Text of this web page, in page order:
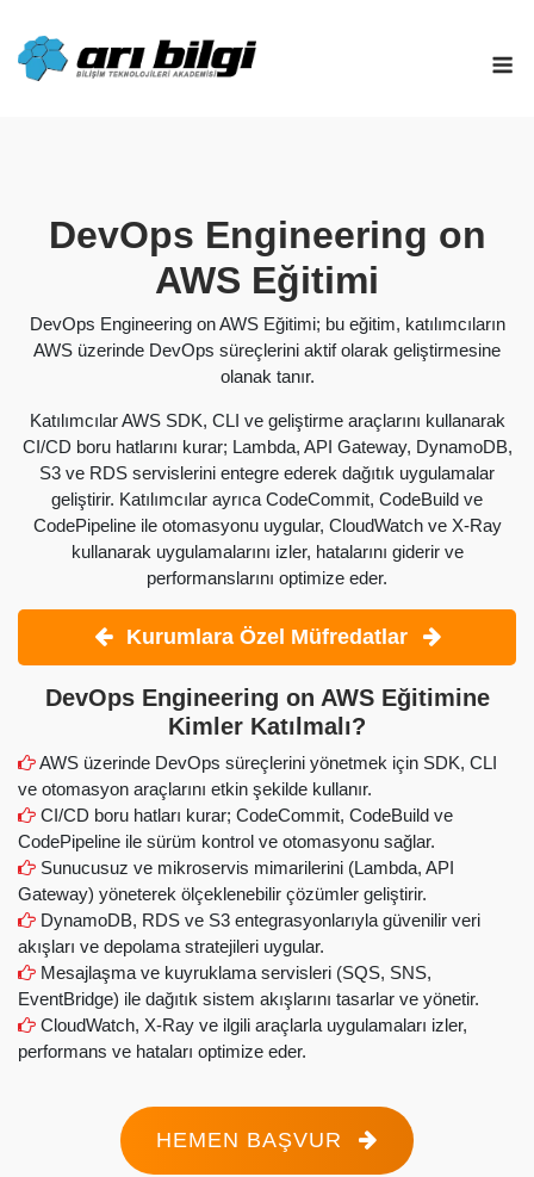
content
DevOps Engineering on
AWS Eğitimi
DevOps Engineering on AWS Eğitimi; bu eğitim, katılımcıların
AWS üzerinde DevOps süreçlerini aktif olarak geliştirmesine
olanak tanır.
Katılımcılar AWS SDK, CLI ve geliştirme araçlarını kullanarak
CI/CD boru hatlarını kurar; Lambda, API Gateway, DynamoDB,
S3 ve RDS servislerini entegre ederek dağıtık uygulamalar
geliştirir. Katılımcılar ayrıca CodeCommit, CodeBuild ve
CodePipeline ile otomasyonu uygular, CloudWatch ve X-Ray
kullanarak uygulamalarını izler, hatalarını giderir ve
performanslarını optimize eder.
Kurumlara Özel Müfredatlar
DevOps Engineering on AWS Eğitimine
Kimler Katılmalı?
AWS üzerinde DevOps süreçlerini yönetmek için SDK, CLI
ve otomasyon araçlarını etkin şekilde kullanır.
CI/CD boru hatları kurar; CodeCommit, CodeBuild ve
CodePipeline ile sürüm kontrol ve otomasyonu sağlar.
Sunucusuz ve mikroservis mimarilerini (Lambda, API
Gateway) yöneterek ölçeklenebilir çözümler geliştirir.
DynamoDB, RDS ve S3 entegrasyonlarıyla güvenilir veri
akışları ve depolama stratejileri uygular.
Mesajlaşma ve kuyruklama servisleri (SQS, SNS,
EventBridge) ile dağıtık sistem akışlarını tasarlar ve yönetir.
CloudWatch, X-Ray ve ilgili araçlarla uygulamaları izler,
performans ve hataları optimize eder.
HEMEN BAŞVUR